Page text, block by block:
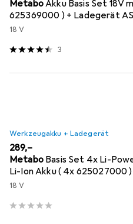
MetaboAkku Basis Set 18V
625369000 ) + Ladegerät
18 V
3
Werkzeugakku + Ladegerät
EUR
289,–
Metabo Basis Set 4x Li-
Li-Ion Akku ( 4x 625027000 )
18 V